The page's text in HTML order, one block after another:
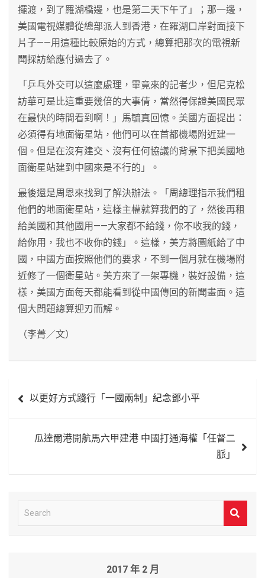
擺渡，到了羅湖橋邊，也是第二天下午了」；那一邊，
美國電視媒體從總部派人到香港，在羅湖口岸對面接下
片子——用這種比較原始的方式，總算把那次的電視新
聞採訪給應付過去了。
「乒乓外交可以這麼處理，畢竟來的記者少，但尼克松
訪華可是比這重要幾倍的大事倩，當然得保證美國民眾
在最快的時間看到啊！」馬毓真回憶。美國方面提出：
必須得有地面衛星站，他們可以在首都機場附近建一
個。但是在沒有建交、沒有任何協議的背景下把美國地
面衛星站建到中國來是不行的」。
最後還是周恩來找到了解決辦法。「周總理指示我們租
他們的地面衛星站，這樣主權就算我們的了，然後再租
給美國和其他國用——大家都不給錢，你不收我的錢，
給你用，我也不收你的錢」。這樣，美方將圖紙給了中
國，中國方面按照他們的要求，不到一個月就在機場附
近修了一個衛星站。美方來了一架專機，裝好設備，這
樣，美國方面每天都能看到從中國傳回的新聞畫面。這
個大問題總算迎刃而解。
（李菁／文）
章 以更好方式踐行「一國兩制」紀念鄧小平
瓜達爾港開航馬六甲建港 中國打通海權「任督二
脈」
e
2017 年 2 月